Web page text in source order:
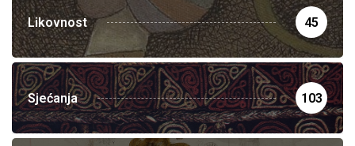
Likovnost 45
Sjećanja 103